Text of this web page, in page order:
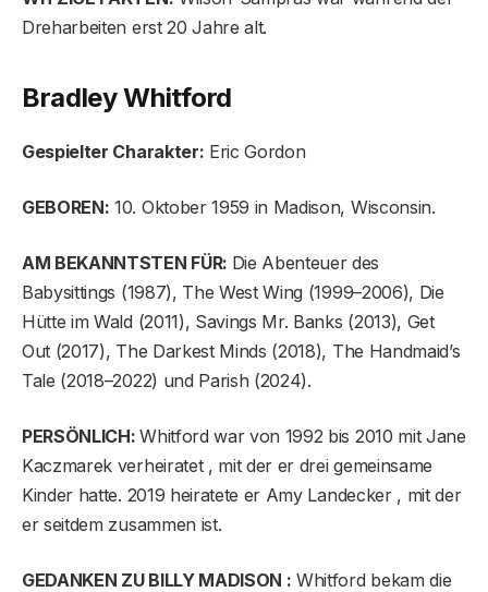
Dreharbeiten erst 20 Jahre alt.
Bradley Whitford
Gespielter Charakter: Eric Gordon
GEBOREN: 10. Oktober 1959 in Madison, Wisconsin.
AM BEKANNTSTEN FÜR: Die Abenteuer des
Babysittings (1987), The West Wing (1999–2006), Die
Hütte im Wald (2011), Savings Mr. Banks (2013), Get
Out (2017), The Darkest Minds (2018), The Handmaid’s
Tale (2018–2022) und Parish (2024).
PERSÖNLICH:Whitford war von 1992 bis 2010 mit Jane
Kaczmarek verheiratet , mit der er drei gemeinsame
Kinder hatte. 2019 heiratete er Amy Landecker , mit der
er seitdem zusammen ist.
GEDANKEN ZU BILLY MADISON : Whitford bekam die